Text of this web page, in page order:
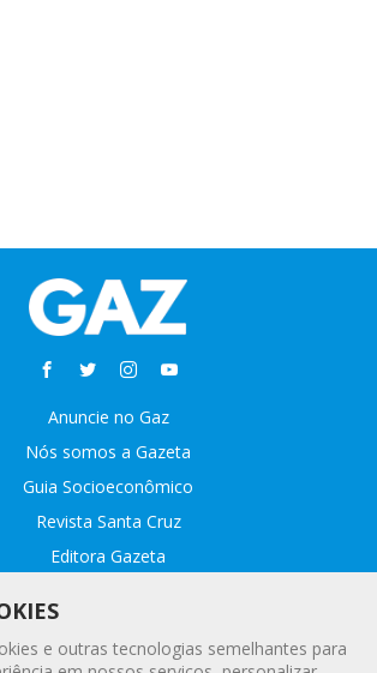
Anuncie no Gaz
Nós somos a Gazeta
Guia Socioeconômico
Revista Santa Cruz
Editora Gazeta
Fale conosco
Webmail
e outras tecnologias semelhantes para